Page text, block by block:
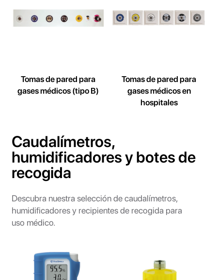
Tomas de pared para
gases médicos (tipo B)
Tomas de pared para
gases médicos en
hospitales
Caudalímetros,
humidificadores y botes de
recogida
Descubra nuestra selección de caudalímetros,
humidificadores y recipientes de recogida para
uso médico.